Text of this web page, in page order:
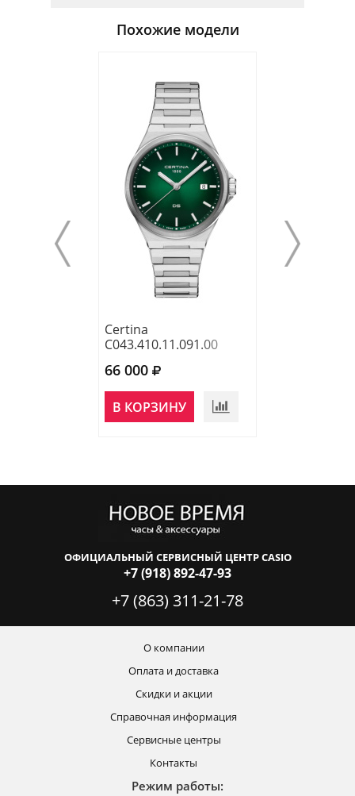
Похожие модели
Certina
C043.410.11.091.00
66 000
В КОРЗИНУ
ОФИЦИАЛЬНЫЙ СЕРВИСНЫЙ ЦЕНТР CASIO
+7 (918) 892-47-93
+7 (863) 311-21-78
О компании
Оплата и доставка
Скидки и акции
Справочная информация
Сервисные центры
Контакты
Режим работы: